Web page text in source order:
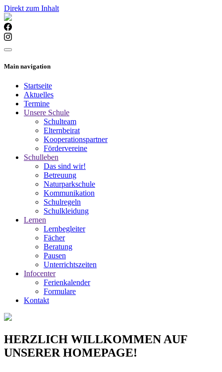
Direkt zum Inhalt
Main navigation
Startseite
Aktuelles
Termine
Unsere Schule
Schulteam
Elternbeirat
Kooperationspartner
Fördervereine
Schulleben
Das sind wir!
Betreuung
Naturparkschule
Kommunikation
Schulregeln
Schulkleidung
Lernen
Lernbegleiter
Fächer
Beratung
Pausen
Unterrichtszeiten
Infocenter
Ferienkalender
Formulare
Kontakt
HERZLICH WILLKOMMEN AUF
UNSERER HOMEPAGE!